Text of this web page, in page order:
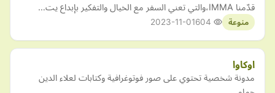
قدّمنا IMMA،والتي تعني السفر مع الخيال والتفكير بإبداع يت…
منوعة 2023-11-01
اوكاوا
مدونة شخصية تحتوي على صور فوتوغرافية وكتابات لعلاء الدين